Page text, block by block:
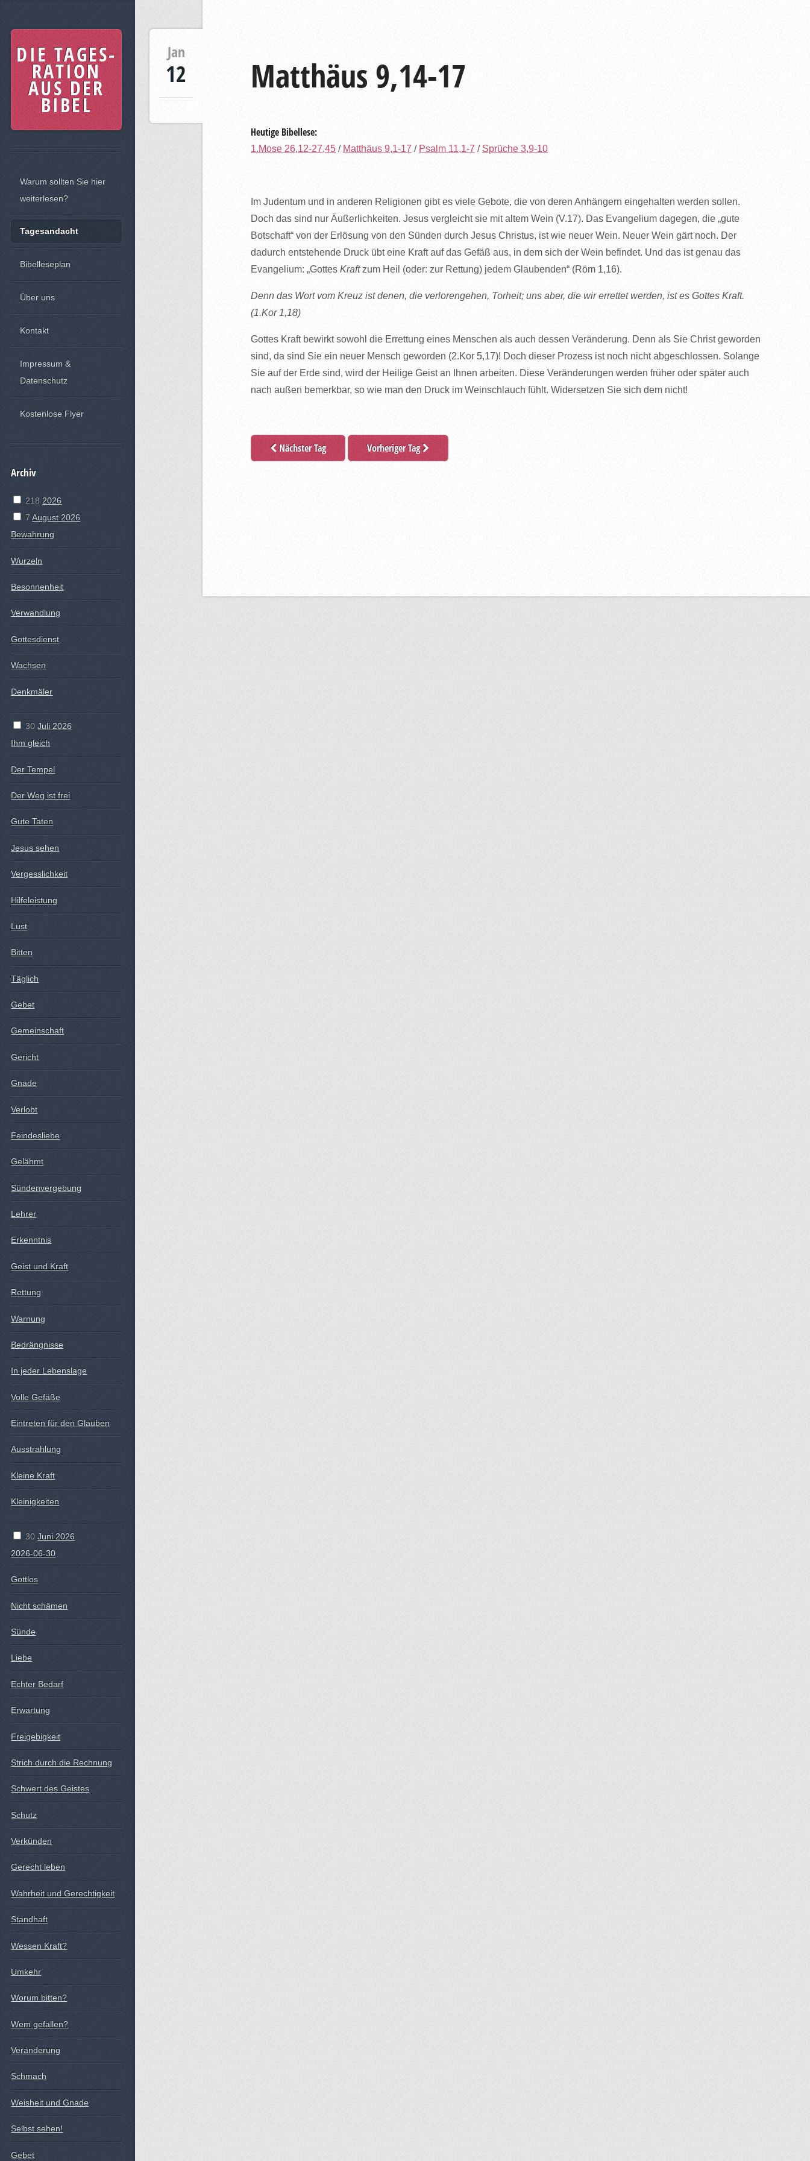
Matthäus 9,14-17
Jan
12
Heutige Bibellese:
1.Mose 26,12-27,45 / Matthäus 9,1-17 / Psalm 11,1-7 / Sprüche 3,9-10
Im Judentum und in anderen Religionen gibt es viele Gebote, die von deren Anhängern eingehalten werden sollen.
Doch das sind nur Äußerlichkeiten. Jesus vergleicht sie mit altem Wein (V.17). Das Evangelium dagegen, die „gute
Botschaft“ von der Erlösung von den Sünden durch Jesus Christus, ist wie neuer Wein. Neuer Wein gärt noch. Der
dadurch entstehende Druck übt eine Kraft auf das Gefäß aus, in dem sich der Wein befindet. Und das ist genau das
Evangelium: „Gottes Kraftzum Heil (oder: zur Rettung) jedem Glaubenden“ (Röm 1,16).
Denn das Wort vom Kreuz ist denen, die verlorengehen, Torheit; uns aber, die wir errettet werden, ist es Gottes Kraft.
(1.Kor 1,18)
Gottes Kraft bewirkt sowohl die Errettung eines Menschen als auch dessen Veränderung. Denn als Sie Christ geworden
sind, da sind Sie ein neuer Mensch geworden (2.Kor 5,17)! Doch dieser Prozess ist noch nicht abgeschlossen. Solange
Sie auf der Erde sind, wird der Heilige Geist an Ihnen arbeiten. Diese Veränderungen werden früher oder später auch
nach außen bemerkbar, so wie man den Druck im Weinschlauch fühlt. Widersetzen Sie sich dem nicht!
Nächster Tag Vorheriger Tag
DIE TAGES-
RATION
AUS DER
BIBEL
Warum sollten Sie hier
weiterlesen?
Tagesandacht
Bibelleseplan
Über uns
Kontakt
Impressum &
Datenschutz
Kostenlose Flyer
Archiv
218 2026
7 August 2026
Bewahrung
Wurzeln
Besonnenheit
Verwandlung
Gottesdienst
Wachsen
Denkmäler
30 Juli 2026
Ihm gleich
Der Tempel
Der Weg ist frei
Gute Taten
Jesus sehen
Vergesslichkeit
Hilfeleistung
Lust
Bitten
Täglich
Gebet
Gemeinschaft
Gericht
Gnade
Verlobt
Feindesliebe
Gelähmt
Sündenvergebung
Lehrer
Erkenntnis
Geist und Kraft
Rettung
Warnung
Bedrängnisse
In jeder Lebenslage
Volle Gefäße
Eintreten für den Glauben
Ausstrahlung
Kleine Kraft
Kleinigkeiten
30 Juni 2026
2026-06-30
Gottlos
Nicht schämen
Sünde
Liebe
Echter Bedarf
Erwartung
Freigebigkeit
Strich durch die Rechnung
Schwert des Geistes
Schutz
Verkünden
Gerecht leben
Wahrheit und Gerechtigkeit
Standhaft
Wessen Kraft?
Umkehr
Worum bitten?
Wem gefallen?
Veränderung
Schmach
Weisheit und Gnade
Selbst sehen!
Gebet